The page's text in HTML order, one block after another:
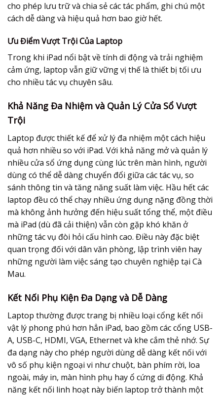
cho phép lưu trữ và chia sẻ các tác phẩm, ghi chú một
cách dễ dàng và hiệu quả hơn bao giờ hết.
Ưu Điểm Vượt Trội Của Laptop
Trong khi iPad nổi bật về tính di động và trải nghiệm
cảm ứng, laptop vẫn giữ vững vị thế là thiết bị tối ưu
cho nhiều tác vụ chuyên sâu.
Khả Năng Đa Nhiệm và Quản Lý Cửa Sổ Vượt
Trội
Laptop được thiết kế để xử lý đa nhiệm một cách hiệu
quả hơn nhiều so với iPad. Với khả năng mở và quản lý
nhiều cửa sổ ứng dụng cùng lúc trên màn hình, người
dùng có thể dễ dàng chuyển đổi giữa các tác vụ, so
sánh thông tin và tăng năng suất làm việc. Hầu hết các
laptop đều có thể chạy nhiều ứng dụng nặng đồng thời
mà không ảnh hưởng đến hiệu suất tổng thể, một điều
mà iPad (dù đã cải thiện) vẫn còn gặp khó khăn ở
những tác vụ đòi hỏi cấu hình cao. Điều này đặc biệt
quan trọng đối với dân văn phòng, lập trình viên hay
những người làm việc sáng tạo chuyên nghiệp tại Cà
Mau.
Kết Nối Phụ Kiện Đa Dạng và Dễ Dàng
Laptop thường được trang bị nhiều loại cổng kết nối
vật lý phong phú hơn hẳn iPad, bao gồm các cổng USB-
A, USB-C, HDMI, VGA, Ethernet và khe cắm thẻ nhớ. Sự
đa dạng này cho phép người dùng dễ dàng kết nối với
vô số phụ kiện ngoại vi như chuột, bàn phím rời, loa
ngoài, máy in, màn hình phụ hay ổ cứng di động. Khả
năng kết nối linh hoạt này biến laptop trở thành một